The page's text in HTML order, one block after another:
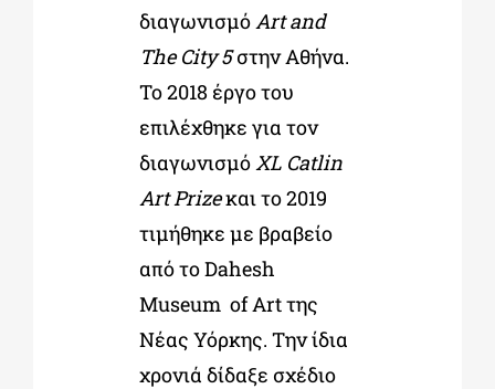
διαγωνισμό Art and
The City 5στην Αθήνα.
Το 2018 έργο του
επιλέχθηκε για τον
διαγωνισμό XL Catlin
Art Prizeκαι το 2019
τιμήθηκε με βραβείο
από το Dahesh
Museum of Art της
Νέας Υόρκης. Την ίδια
χρονιά δίδαξε σχέδιο